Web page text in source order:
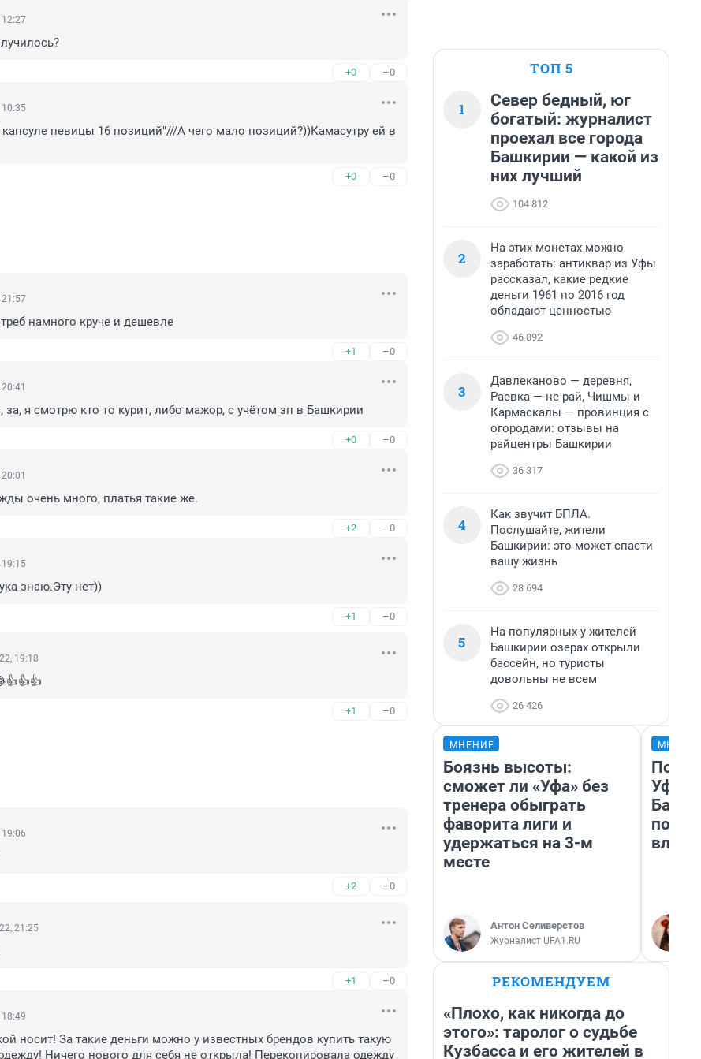
12:27
+0 –0
10:35
певицы 16 позиций"///А чего мало позиций?))Камасутру ей в
+0 –0
21:57
намного круче и дешевле
+1 –0
я смотрю кто то курит, либо мажор, с учётом зп в Башкирии
+0 –0
очень много, платья такие же.
+2 –0
19:15
знаю.Эту нет))
+1 –0
19:18
+1 –0
19:06
+2 –0
21:25
+1 –0
18:49
носит! За такие деньги можно у известных брендов купить такую
Ничего нового для себя не открыла! Перекопировала одежду
ТОП 5
1
Север бедный, юг
богатый: журналист
проехал все города
Башкирии — какой из
них лучший
104 812
2
На этих монетах можно
заработать: антиквар из Уфы
рассказал, какие редкие
деньги 1961 по 2016 год
обладают ценностью
46 892
3
Давлеканово — деревня,
Раевка — не рай, Чишмы и
Кармаскалы — провинция с
огородами: отзывы на
райцентры Башкирии
36 317
4
Как звучит БПЛА.
Послушайте, жители
Башкирии: это может спасти
вашу жизнь
28 694
5
На популярных у жителей
Башкирии озерах открыли
бассейн, но туристы
довольны не всем
26 426
МНЕНИЕ
Боязнь высоты:
сможет ли «Уфа» без
тренера обыграть
фаворита лиги и
удержаться на 3-м
месте
Антон Селиверстов
Журналист UFA1.RU
Уфы:
РЕКОМЕНДУЕМ
«Плохо, как никогда до
этого»: таролог о судьбе
Кузбасса и его жителей в